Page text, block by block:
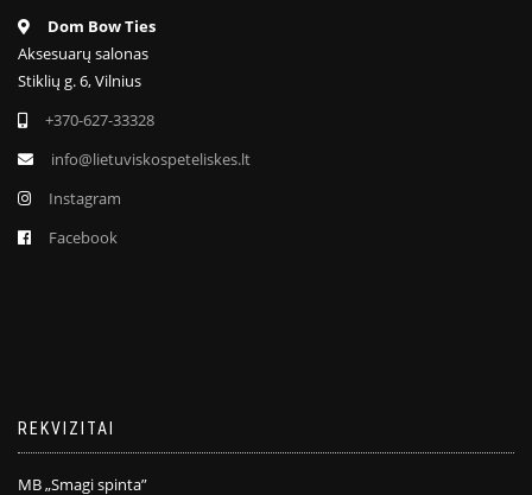
Dom Bow Ties
Aksesuarų salonas
Stiklių g. 6, Vilnius
+370-627-33328
info@lietuviskospeteliskes.lt
Instagram
Facebook
REKVIZITAI
MB „Smagi spinta”